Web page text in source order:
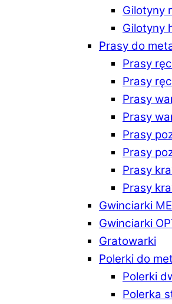
Gilotyny
Gilotyny
Prasy do
Prasy
Prasy
Prasy
Prasy
Prasy
Prasy
Prasy
Prasy
Gwinciarki
Gwinciarki
Gratowarki
Polerki do
Polerki
Polerka